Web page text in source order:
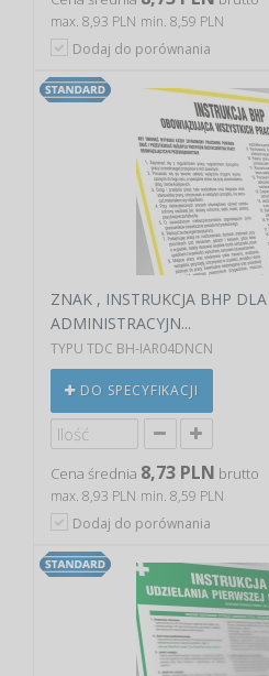
max. 8,93 PLN min. 8,59 PLN
Dodaj do porównania
ZNAK , INSTRUKCJA BHP
ADMINISTRACYJN...
TYPU TDC BH-IAR04DNCN
DO SPECYFIKACJI
Cena średnia 8,73 PLN brutto
max. 8,93 PLN min. 8,59 PLN
Dodaj do porównania